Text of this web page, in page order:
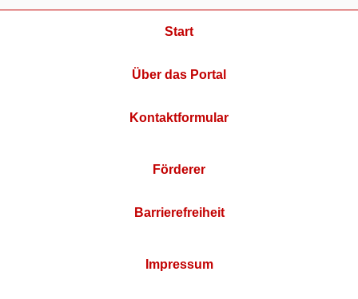
Start
Über das Portal
Kontaktformular
Förderer
Barrierefreiheit
Impressum